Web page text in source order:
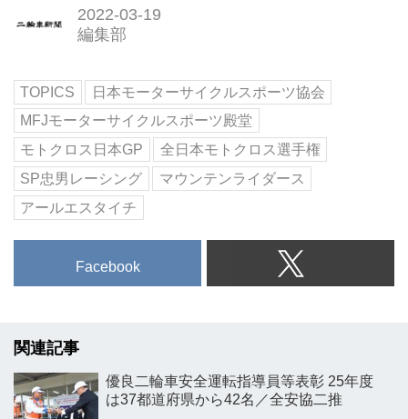
2022-03-19
編集部
TOPICS
日本モーターサイクルスポーツ協会
MFJモーターサイクルスポーツ殿堂
モトクロス日本GP
全日本モトクロス選手権
SP忠男レーシング
マウンテンライダース
アールエスタイチ
Facebook
関連記事
優良二輪車安全運転指導員等表彰 25年度
は37都道府県から42名／全安協二推